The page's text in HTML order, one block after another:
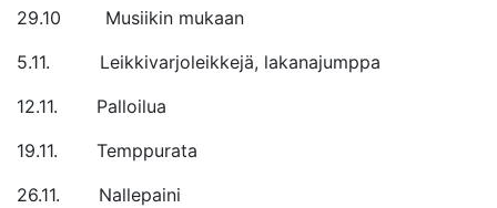
29.10 Musiikin mukaan
5.11. Leikkivarjoleikkejä, lakanajumppa
12.11. Palloilua
19.11. Temppurata
26.11. Nallepaini